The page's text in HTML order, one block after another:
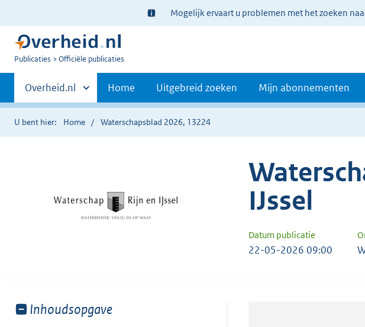
Ter
informatie:
Mogelijk ervaart u problemen met het zoeken
U
Publicaties Officiële publicaties
Primaire
navigatie
Andere
sites
binnen
Overheid.nl Home Uitgebreid zoeken Mijn abonnementen
U bent hier: Home Waterschapsblad 2026, 13224
IJssel
Datum publicatie
22-05-2026 09:00
Toon
Inhoudsopgave